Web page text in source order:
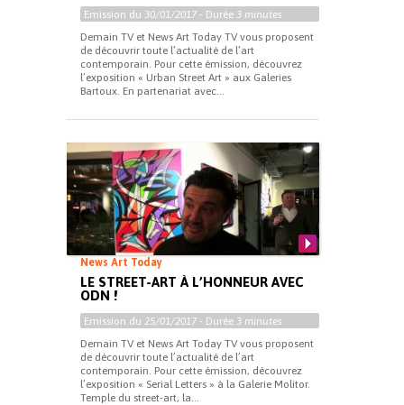
Emission du 30/01/2017 - Durée 3 minutes
Demain TV et News Art Today TV vous proposent
de découvrir toute l’actualité de l’art
contemporain. Pour cette émission, découvrez
l’exposition « Urban Street Art » aux Galeries
Bartoux. En partenariat avec...
News Art Today
LE STREET-ART À L’HONNEUR AVEC
ODN !
Emission du 25/01/2017 - Durée 3 minutes
Demain TV et News Art Today TV vous proposent
de découvrir toute l’actualité de l’art
contemporain. Pour cette émission, découvrez
l’exposition « Serial Letters » à la Galerie Molitor.
Temple du street-art, la...